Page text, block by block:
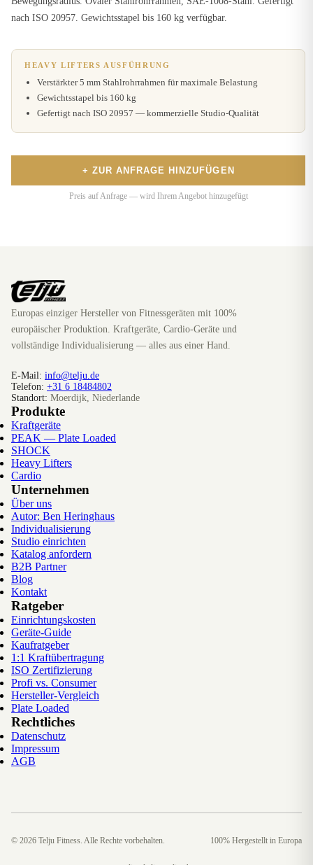
nach ISO 20957. Gewichtsstapel bis 160 kg verfügbar.
HEAVY LIFTERS AUSFÜHRUNG
Verstärkter 5 mm Stahlrohrrahmen für maximale Belastung
Gewichtsstapel bis 160 kg
Gefertigt nach ISO 20957 — kommerzielle Studio-Qualität
+ ZUR ANFRAGE HINZUFÜGEN
Preis auf Anfrage — wird Ihrem Angebot hinzugefügt
Europas einziger Hersteller von Fitnessgeräten mit 100%
europäischer Produktion. Kraftgeräte, Cardio-Geräte und
vollständige Individualisierung — alles aus einer Hand.
E-Mail: info@telju.de
Telefon: +31 6 18484802
Standort: Moerdijk, Niederlande
Produkte
Kraftgeräte
PEAK — Plate Loaded
SHOCK
Heavy Lifters
Cardio
Unternehmen
Über uns
Autor: Ben Heringhaus
Individualisierung
Studio einrichten
Katalog anfordern
B2B Partner
Blog
Kontakt
Ratgeber
Einrichtungskosten
Geräte-Guide
Kaufratgeber
1:1 Kraftübertragung
ISO Zertifizierung
Profi vs. Consumer
Hersteller-Vergleich
Plate Loaded
Rechtliches
Datenschutz
Impressum
AGB
© 2026 Telju Fitness. Alle Rechte vorbehalten. 100% Hergestellt in Europa